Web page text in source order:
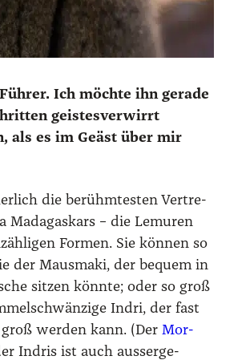
Ich möch­te ihn gera­de
geis­tes­ver­wirrt
als es im Geäst über mir
die berühm­tes­ten Ver­tre­
Mada­gas­kars – die Lemu­ren
For­men. Sie kön­nen so
der Maus­ma­ki, der bequem in
sit­zen könn­te; oder so groß
Indri, der fast
wer­den kann. (Der Mor­
Indris ist auch aus­ser­ge­